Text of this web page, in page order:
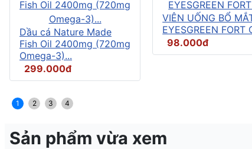
Dầu cá Nature Made
Fish Oil 2400mg (720mg
Omega-3)...
299.000đ
VIÊN UỐNG BỔ
EYESGREEN FORT
98.000đ
1 2 3 4
Sản phẩm vừa xem